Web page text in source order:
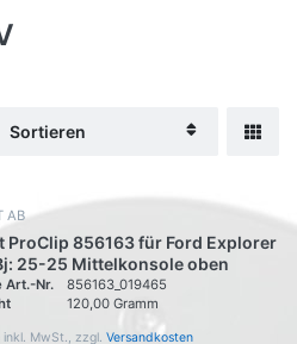
Sortieren
AB
ProClip 856163 für Ford Explorer
25-25 Mittelkonsole oben
Art.-Nr.
856163_019465
120,00 Gramm
inkl. MwSt., zzgl. Versandkosten